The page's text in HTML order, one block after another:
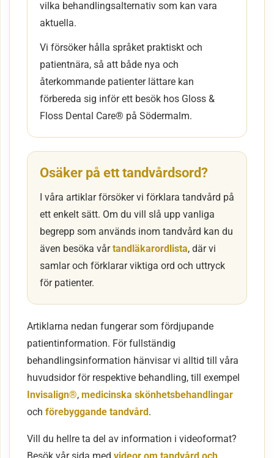
vilka behandlingsalternativ som kan vara
aktuella.
Vi försöker hålla språket praktiskt och
patientnära, så att både nya och
återkommande patienter lättare kan
förbereda sig inför ett besök hos Gloss &
Floss Dental Care® på Södermalm.
Osäker på ett tandvårdsord?
I våra artiklar försöker vi förklara tandvård på
ett enkelt sätt. Om du vill slå upp vanliga
begrepp som används inom tandvård kan du
även besöka vårtandläkarordlista, där vi
samlar och förklarar viktiga ord och uttryck
för patienter.
Artiklarna nedan fungerar som fördjupande
patientinformation. För fullständig
behandlingsinformation hänvisar vi alltid till våra
huvudsidor för respektive behandling, till exempel
Invisalign®, medicinska skönhetsbehandlingar
och förebyggande tandvård.
Vill du hellre ta del av information i videoformat?